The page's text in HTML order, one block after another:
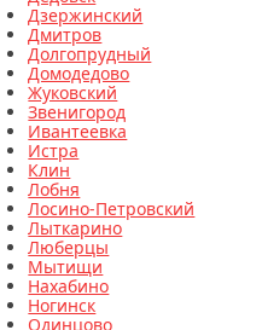
Дзержинский
Дмитров
Долгопрудный
Домодедово
Жуковский
Звенигород
Ивантеевка
Истра
Клин
Лобня
Лосино-Петровский
Лыткарино
Люберцы
Мытищи
Нахабино
Ногинск
Одинцово